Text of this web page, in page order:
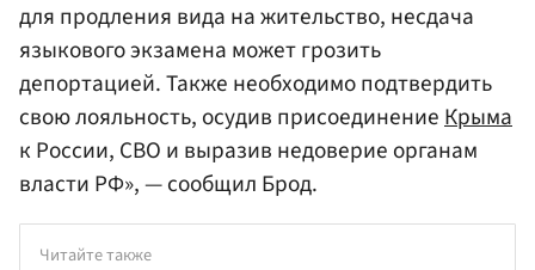
для продления вида на жительство, несдача
языкового экзамена может грозить
депортацией. Также необходимо подтвердить
свою лояльность, осудив присоединениеКрыма
к России, СВО и выразив недоверие органам
власти РФ», — сообщил Брод.
Читайте также